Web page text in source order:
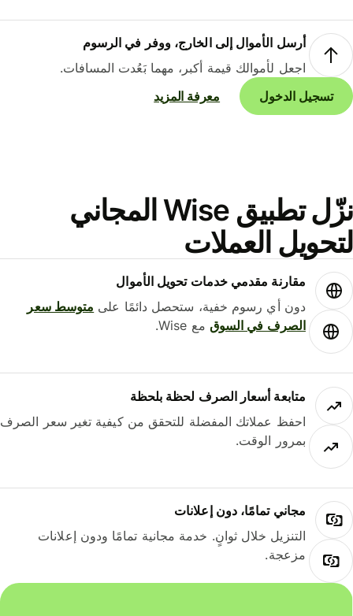
أرسل الأموال إلى الخارج، ووفر في الرسوم
اجعل لأموالك قيمة أكبر، مهما بَعُدت المسافات.
تسجيل الدخول
معرفة المزيد
نزّل تطبيق Wise المجاني
العملات
مقارنة مقدمي خدمات تحويل الأموال
دون أي رسوم خفية، ستحصل دائمًا علىمتوسط ​​سعر
الصرف في السوقمع Wise.
متابعة أسعار الصرف لحظة بلحظة
احفظ عملاتك المفضلة للتحقق من كيفية تغير سعر الصرف
بمرور الوقت.
مجاني تمامًا، دون إعلانات
التنزيل خلال ثوانٍ. خدمة مجانية تمامًا ودون إعلانات
مزعجة.